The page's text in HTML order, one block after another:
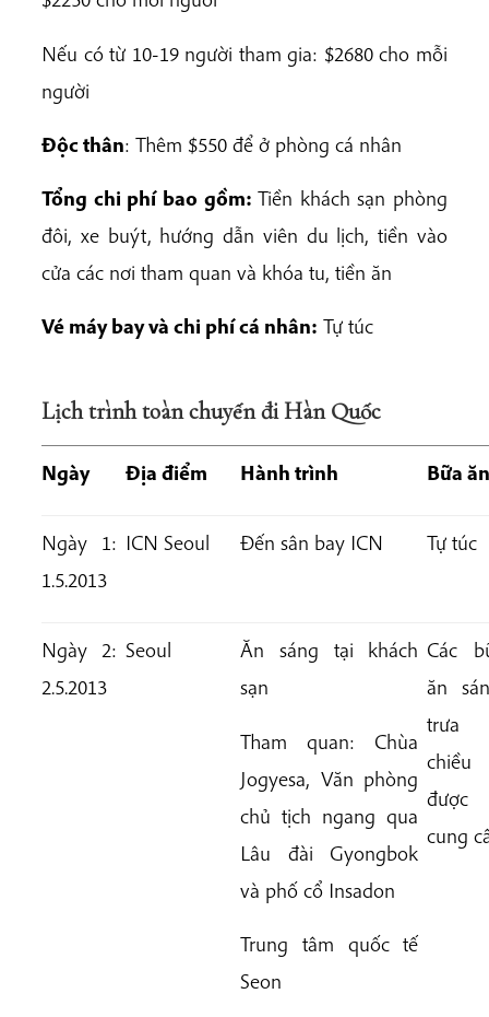
Nếu có từ 10-19 người tham gia: $2680 cho mỗi
người
Độc thân: Thêm $550 để ở phòng cá nhân
Tổng chi phí bao gồm:Tiền khách sạn phòng
đôi, xe buýt, hướng dẫn viên du lịch, tiền vào
cửa các nơi tham quan và khóa tu, tiền ăn
Vé máy bay và chi phí cá nhân: Tự túc
Lịch trình toàn chuyến đi Hàn Quốc
Ngày Địa điểm Hành trình Bữa ăn
Ngày 1:
1.5.2013
ICN Seoul Đến sân bay ICN Tự túc
Ngày 2:
2.5.2013
Seoul
Ăn sáng tại khách
sạn
Tham quan: Chùa
Jogyesa, Văn phòng
chủ tịch ngang qua
Lâu đài Gyongbok
và phố cổ Insadon
Trung tâm quốc tế
Seon
Các
ăn
trưa
chiều
được
cung